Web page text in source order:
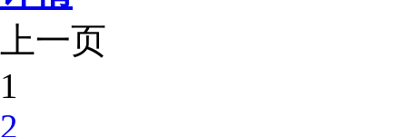
上一页
1
2